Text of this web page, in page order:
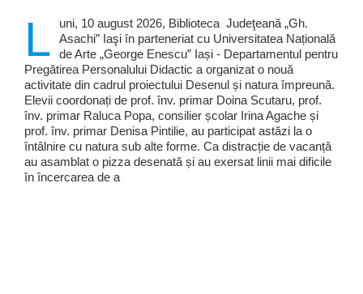
L
uni, 10 august 2026, Biblioteca Judeţeană „Gh.
Asachi” Iaşi în parteneriat cu Universitatea Națională
de Arte „George Enescu” Iași - Departamentul pentru
Pregătirea Personalului Didactic a organizat o nouă
activitate din cadrul proiectului Desenul și natura împreună.
Elevii coordonați de prof. înv. primar Doina Scutaru, prof.
înv. primar Raluca Popa, consilier școlar Irina Agache și
prof. înv. primar Denisa Pintilie, au participat astăzi la o
întâlnire cu natura sub alte forme. Ca distracție de vacanță
au asamblat o pizza desenată și au exersat linii mai dificile
în încercarea de a